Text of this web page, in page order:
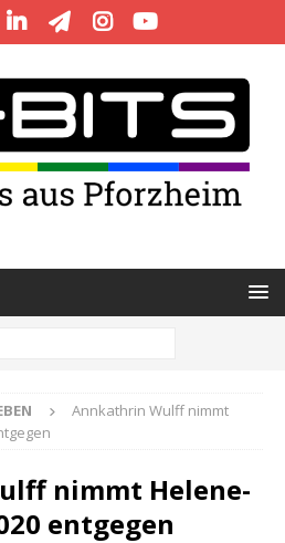
Annkathrin Wulff nimmt
nimmt Helene-
entgegen